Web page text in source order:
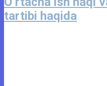
tartibi haqida